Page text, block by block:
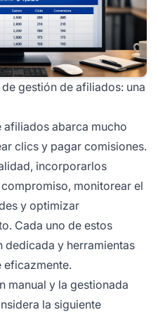
gestión de afiliados: una
afiliados abarca mucho
clics y pagar comisiones.
incorporarlos
monitorear el
y optimizar
Cada uno de estos
dedicada y herramientas
eficazmente.
manual y la gestionada
la siguiente